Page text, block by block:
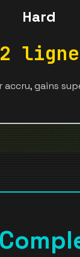
Hard
accru, gains